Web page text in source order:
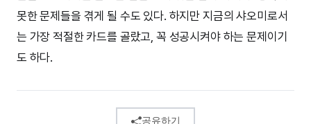
못한 문제들을 겪게 될 수도 있다. 하지만 지금의 샤오미로서
는 가장 적절한 카드를 골랐고, 꼭 성공시켜야 하는 문제이기
도 하다.
공유하기